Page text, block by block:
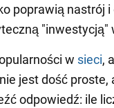
poprawią nastrój
"inwestycją"
w sieci,
jest dość proste,
odpowiedź: ile